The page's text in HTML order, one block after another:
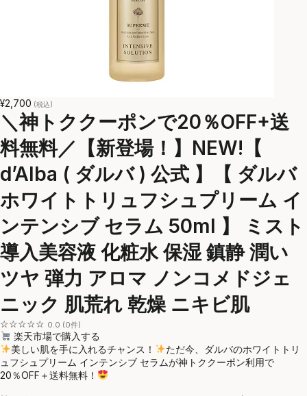
¥2,700 (税込)
＼神トククーポンで20％OFF+送
料無料／【新登場！】NEW!【
d’Alba ( ダルバ ) 公式 】【 ダルバ
ホワイトトリュフシュプリーム イ
ンテンシブ セラム 50ml 】 ミスト
導入美容液 化粧水 保湿 鎮静 潤い
ツヤ 弾力 アロマ ノンコメドジェ
ニック 肌荒れ 乾燥 ニキビ肌
☆☆☆☆☆ 0.0 (0件)
楽天市場で購入する
美しい肌を手に入れるチャンス！
ただ今、ダルバのホワイトトリ
ュフシュプリーム インテンシブ セラムが神トククーポン利用で
20％OFF＋送料無料！